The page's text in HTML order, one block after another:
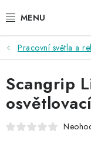
na
AKCE
NOVINKY
EXTERIÉR
Pracovní světla a
Scangrip